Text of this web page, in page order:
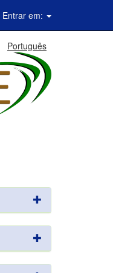
Entrar em:
Português